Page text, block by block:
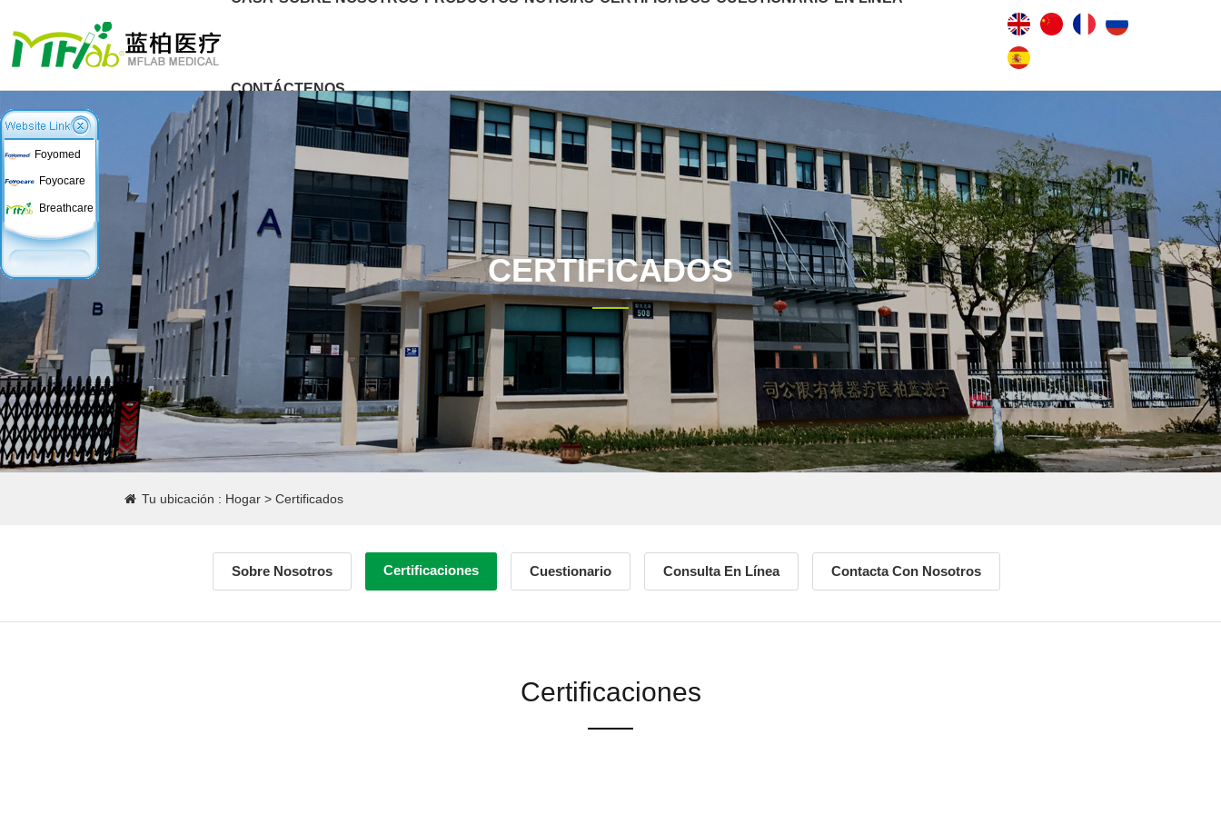
CONTÁCTENOS
CERTIFICADOS
Tu ubicación : Hogar >Certificados
Sobre Nosotros Certificaciones Cuestionario Consulta En Línea Contacta Con Nosotros
Certificaciones
Foyomed
Foyocare
Breathcare